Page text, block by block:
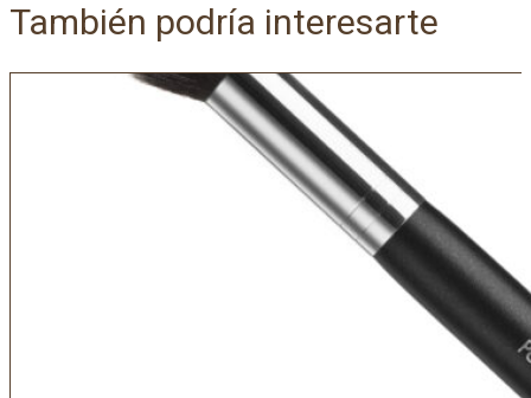
También podría interesarte